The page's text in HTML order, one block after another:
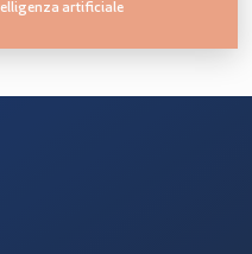
artificiale